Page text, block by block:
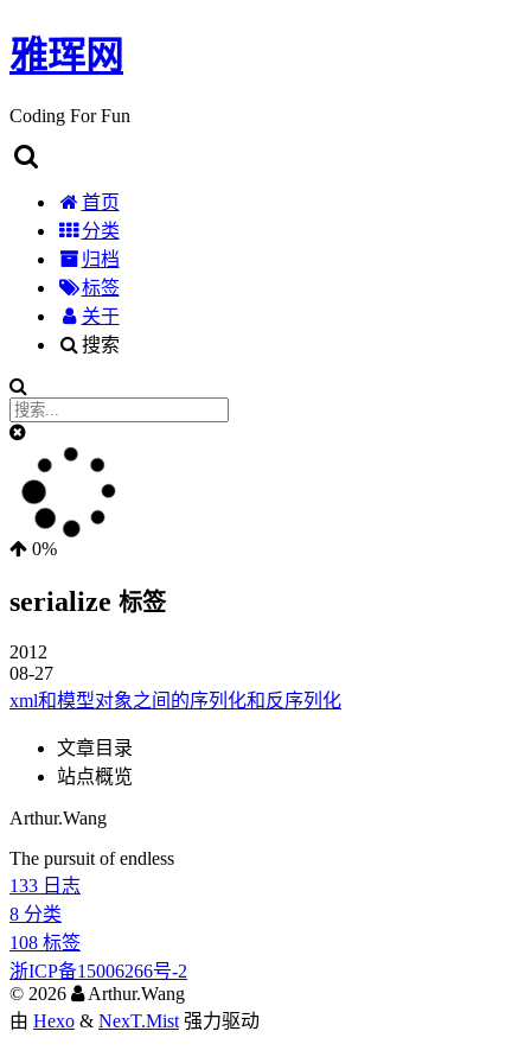
雅珲网
Coding For Fun
首页
分类
归档
标签
关于
搜索
0%
serialize 标签
2012
08-27
xml和模型对象之间的序列化和反序列化
文章目录
站点概览
Arthur.Wang
The pursuit of endless
133 日志
8 分类
108 标签
浙ICP备15006266号-2
© 2026
Arthur.Wang
由 Hexo & NexT.Mist 强力驱动